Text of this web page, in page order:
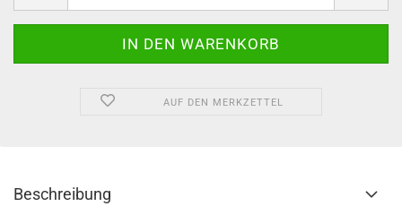
AUF DEN MERKZETTEL
Beschreibung